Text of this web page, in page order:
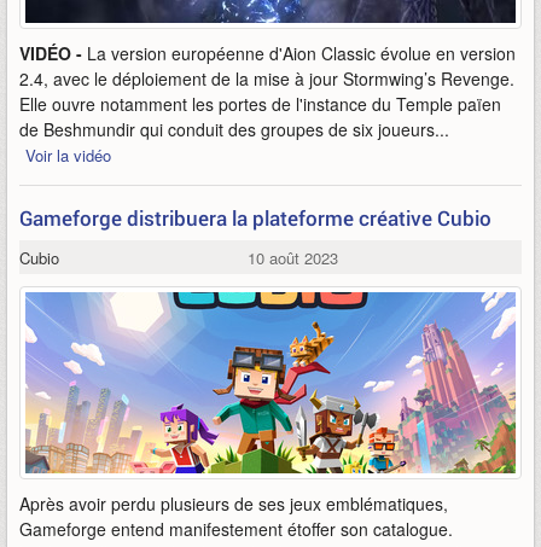
VIDÉO - La version européenne d'Aion Classic évolue en version
2.4, avec le déploiement de la mise à jour Stormwing’s Revenge.
Elle ouvre notamment les portes de l'instance du Temple païen
de Beshmundir qui conduit des groupes de six joueurs...
Voir la vidéo
Gameforge distribuera la plateforme créative Cubio
Cubio 10 août 2023
Après avoir perdu plusieurs de ses jeux emblématiques,
Gameforge entend manifestement étoffer son catalogue.